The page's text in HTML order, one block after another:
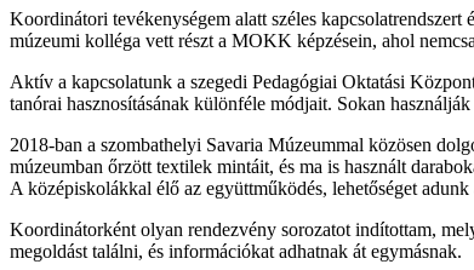
Koordinátori tevékenységem alatt széles
múzeumi kolléga vett részt a MOKK képzésein, ahol
Aktív a kapcsolatunk a szegedi Pedagógiai Oktatási
tanórai hasznosításának különféle módjait. Sokan
2018-ban a szombathelyi Savaria Múzeummal közösen
múzeumban őrzött textilek mintáit, és ma is használt
A középiskolákkal élő az együttműködés, lehetőséget
Koordinátorként olyan rendezvény sorozatot indítottam,
megoldást találni, és információkat adhatnak át egymásnak.